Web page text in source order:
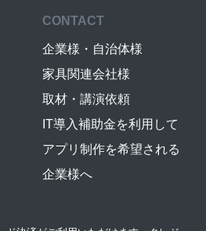
CONTACT
企業様・自治体様
家具関連会社様
取材・講演依頼
IT導入補助金を利用して
アプリ制作を希望される
企業様へ